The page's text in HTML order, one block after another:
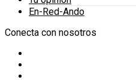
En-Red-Ando
Conecta con nosotros